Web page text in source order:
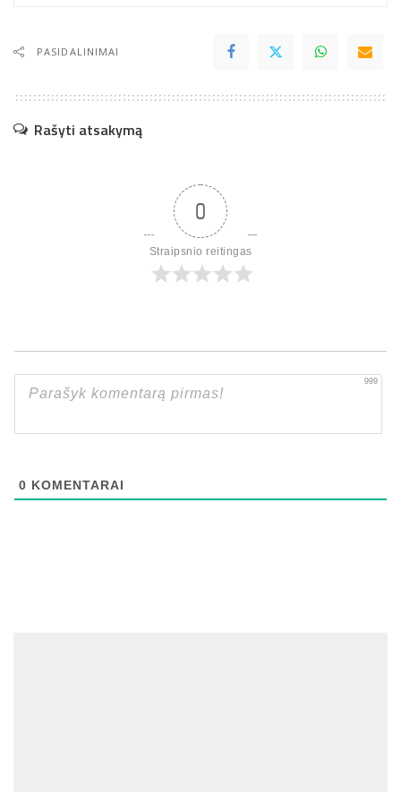
PASIDALINIMAI
Rašyti atsakymą
0
Straipsnio reitingas
999
0 KOMENTARAI